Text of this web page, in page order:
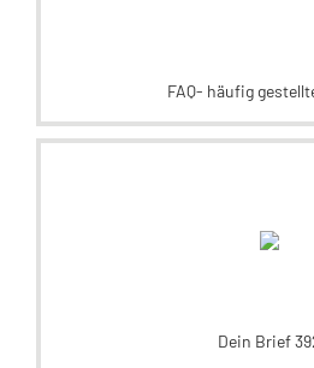
FAQ- häufig
Dein Brief